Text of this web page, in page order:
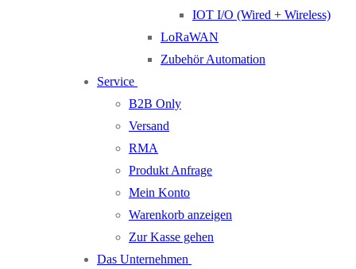
IOT I/O (Wired + Wireless)
LoRaWAN
Zubehör Automation
Service
B2B Only
Versand
RMA
Produkt Anfrage
Mein Konto
Warenkorb anzeigen
Zur Kasse gehen
Das Unternehmen